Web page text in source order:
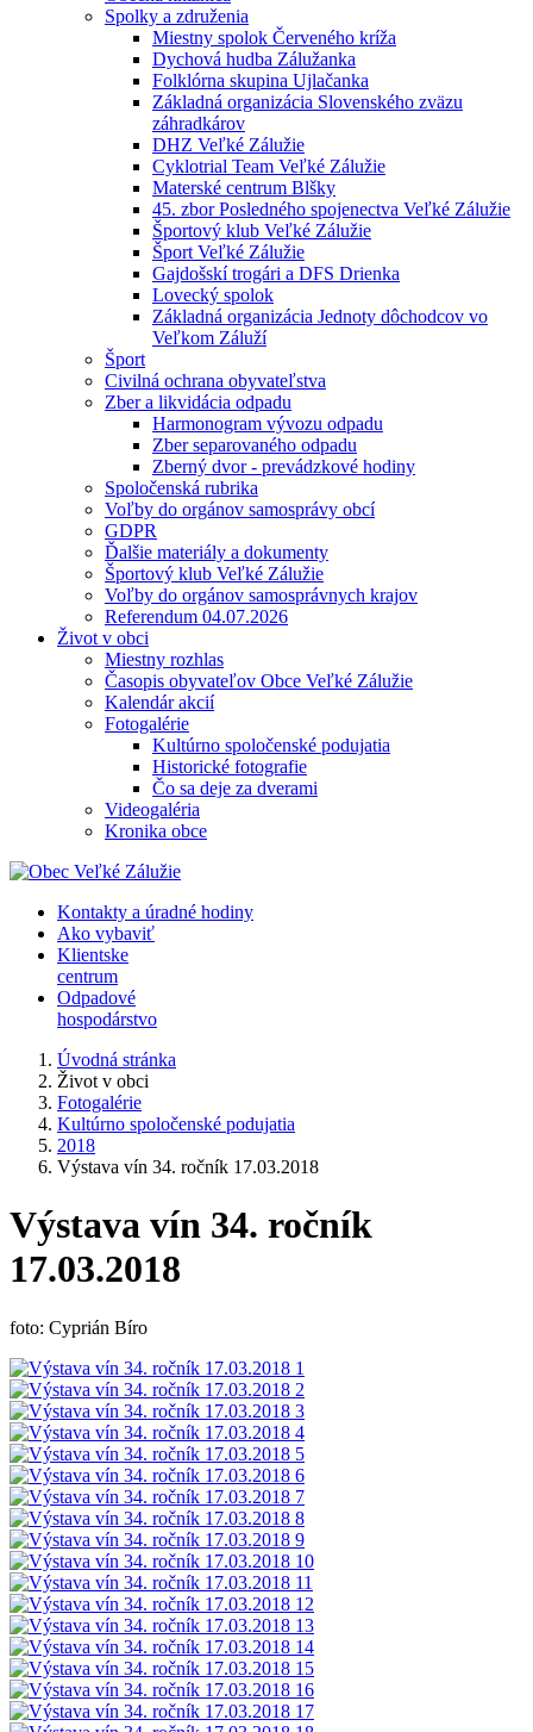
Spolky a združenia
Miestny spolok Červeného kríža
Dychová hudba Zálužanka
Folklórna skupina Ujlačanka
Základná organizácia Slovenského zväzu
záhradkárov
DHZ Veľké Zálužie
Cyklotrial Team Veľké Zálužie
Materské centrum Blšky
45. zbor Posledného spojenectva Veľké Zálužie
Športový klub Veľké Zálužie
Šport Veľké Zálužie
Gajdošskí trogári a DFS Drienka
Lovecký spolok
Základná organizácia Jednoty dôchodcov vo
Veľkom Záluží
Šport
Civilná ochrana obyvateľstva
Zber a likvidácia odpadu
Harmonogram vývozu odpadu
Zber separovaného odpadu
Zberný dvor - prevádzkové hodiny
Spoločenská rubrika
Voľby do orgánov samosprávy obcí
GDPR
Ďalšie materiály a dokumenty
Športový klub Veľké Zálužie
Voľby do orgánov samosprávnych krajov
Referendum 04.07.2026
Život v obci
Miestny rozhlas
Časopis obyvateľov Obce Veľké Zálužie
Kalendár akcií
Fotogalérie
Kultúrno spoločenské podujatia
Historické fotografie
Čo sa deje za dverami
Videogaléria
Kronika obce
Kontakty a úradné hodiny
Ako vybaviť
Klientske
centrum
Odpadové
hospodárstvo
Úvodná stránka
Život v obci
Fotogalérie
Kultúrno spoločenské podujatia
2018
Výstava vín 34. ročník 17.03.2018
Výstava vín 34. ročník
17.03.2018
foto: Cyprián Bíro